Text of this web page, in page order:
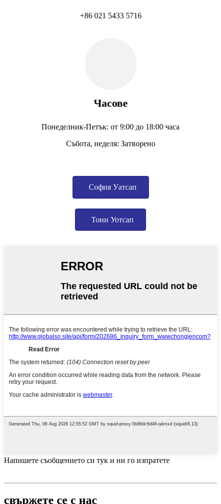
+86 021 5433 5716
Часове
Понеделник-Петък: от 9:00 до 18:00 часа
Събота, неделя: Затворено
София Уатсап
Тони Уотсап
Напишете съобщението си тук и ни го изпратете
свържете се с нас